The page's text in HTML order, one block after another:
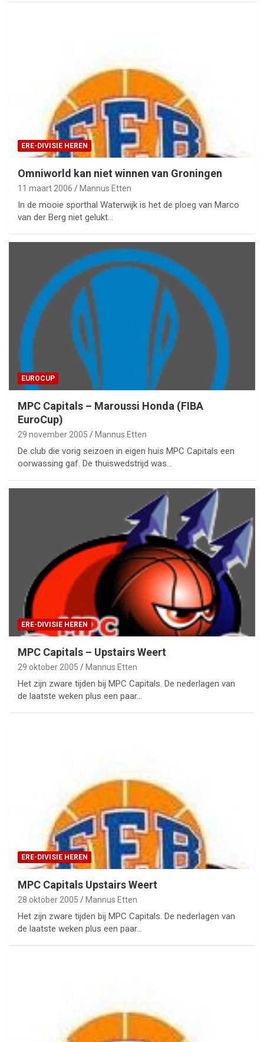
ERE-DIVISIE HEREN
Omniworld kan niet winnen van Groningen
11 maart 2006 Mannus Etten
In de mooie sporthal Waterwijk is het de ploeg van Marco
van der Berg niet gelukt…
EUROCUP
MPC Capitals – Maroussi Honda (FIBA
EuroCup)
29 november 2005 Mannus Etten
De club die vorig seizoen in eigen huis MPC Capitals een
oorwassing gaf. De thuiswedstrijd was…
ERE-DIVISIE HEREN
MPC Capitals – Upstairs Weert
29 oktober 2005 Mannus Etten
Het zijn zware tijden bij MPC Capitals. De nederlagen van
de laatste weken plus een paar…
ERE-DIVISIE HEREN
MPC Capitals Upstairs Weert
28 oktober 2005 Mannus Etten
Het zijn zware tijden bij MPC Capitals. De nederlagen van
de laatste weken plus een paar…